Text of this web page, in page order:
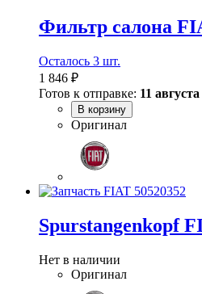
Фильтр салона
Осталось 3 шт.
1 846 ₽
Готов к отправке: 11 августа
В корзину
Оригинал
Spurstangenkopf
Нет в наличии
Оригинал